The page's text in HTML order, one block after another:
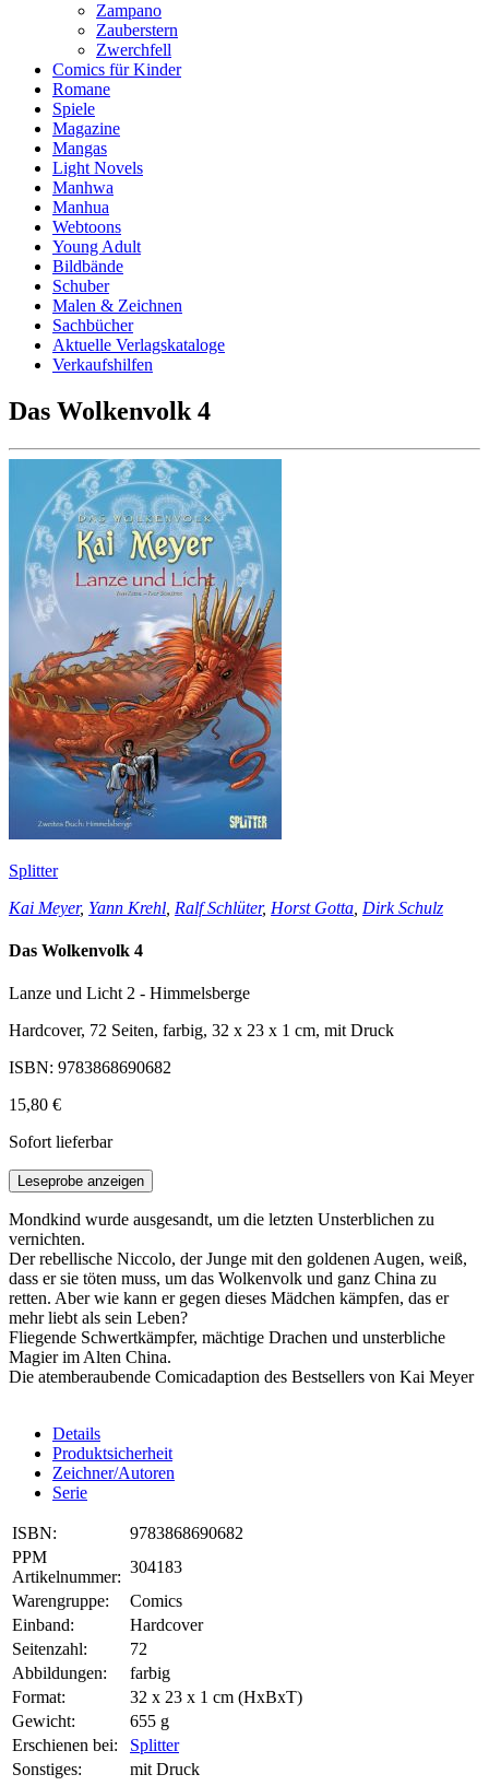
Zampano
Zauberstern
Zwerchfell
Comics für Kinder
Romane
Spiele
Magazine
Mangas
Light Novels
Manhwa
Manhua
Webtoons
Young Adult
Bildbände
Schuber
Malen & Zeichnen
Sachbücher
Aktuelle Verlagskataloge
Verkaufshilfen
Das Wolkenvolk 4
Splitter
Kai Meyer, Yann Krehl Ralf Schlüter, Horst Gotta Dirk Schulz
Das Wolkenvolk 4
Lanze und Licht 2 - Himmelsberge
Hardcover, 72 Seiten, farbig, 32 x 23 x 1 cm, mit Druck
ISBN: 9783868690682
15,80 €
Sofort lieferbar
Leseprobe anzeigen
Mondkind wurde ausgesandt, um die letzten Unsterblichen zu
vernichten.
Der rebellische Niccolo, der Junge mit den goldenen Augen, weiß,
dass er sie töten muss, um das Wolkenvolk und ganz China zu
retten. Aber wie kann er gegen dieses Mädchen kämpfen, das er
mehr liebt als sein Leben?
Fliegende Schwertkämpfer, mächtige Drachen und unsterbliche
Magier im Alten China.
Die atemberaubende Comicadaption des Bestsellers von Kai Meyer
Details
Produktsicherheit
Zeichner/Autoren
Serie
ISBN:
9783868690682
PPM
Artikelnummer:
304183
Warengruppe:
Comics
Einband:
Hardcover
Seitenzahl:
72
Abbildungen:
farbig
Format:
32 x 23 x 1 cm (HxBxT)
Gewicht:
655 g
Erschienen bei:
Splitter
Sonstiges:
mit Druck